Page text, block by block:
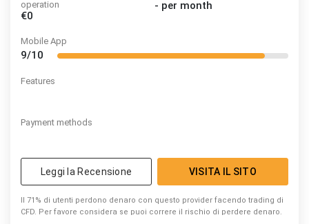
operation
€0
- per month
Mobile App
9/10
Features
Payment methods
Leggi la Recensione VISITA IL SITO
Il 71% di utenti perdono denaro con questo provider facendo trading di
CFD. Per favore considera se puoi correre il rischio di perdere denaro.